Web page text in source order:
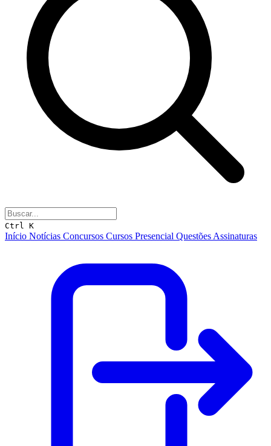
Ctrl K
Início Notícias Concursos Cursos Presencial Questões Assinaturas